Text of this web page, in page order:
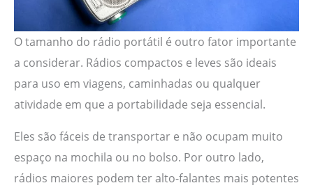
O tamanho do rádio portátil é outro fator importante
a considerar. Rádios compactos e leves são ideais
para uso em viagens, caminhadas ou qualquer
atividade em que a portabilidade seja essencial.
Eles são fáceis de transportar e não ocupam muito
espaço na mochila ou no bolso. Por outro lado,
rádios maiores podem ter alto-falantes mais potentes